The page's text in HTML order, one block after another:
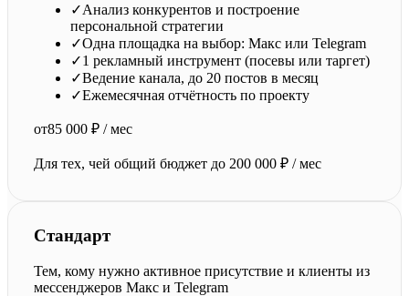
✓Анализ конкурентов и построение
персональной стратегии
✓Одна площадка на выбор: Макс или Telegram
✓1 рекламный инструмент (посевы или таргет)
✓Ведение канала, до 20 постов в месяц
✓Ежемесячная отчётность по проекту
от85 000 ₽ / мес
Для тех, чей общий бюджет до 200 000 ₽ / мес
Стандарт
Тем, кому нужно активное присутствие и клиенты из
мессенджеров Макс и Telegram